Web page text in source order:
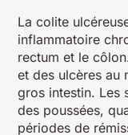
La colite
inflammatoire
rectum et le
et des ulcères au
gros intestin. Les
des poussées,
périodes de